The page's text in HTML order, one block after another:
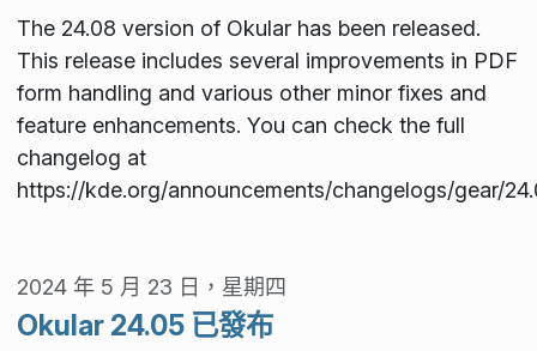
The 24.08 version of Okular has been released.
This release includes several improvements in PDF
form handling and various other minor fixes and
feature enhancements. You can check the full
changelog at
https://kde.org/announcements/changelogs/gear/
2024 年 5 月 23 日，星期四
Okular 24.05 已發布